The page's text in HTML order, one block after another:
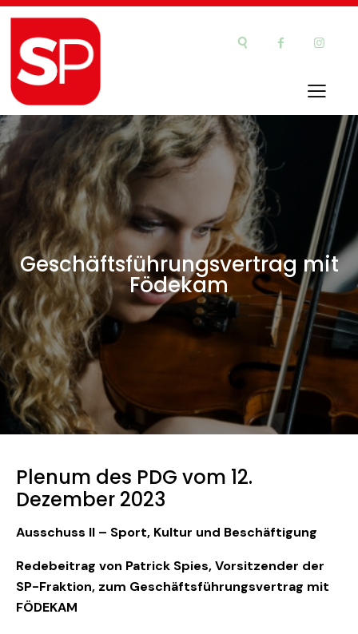
Geschäftsführungsvertrag mit
Födekam
Plenum des PDG vom 12.
Dezember 2023
Ausschuss II – Sport, Kultur und Beschäftigung
Redebeitrag von Patrick Spies,Vorsitzender der
SP-Fraktion, zum Geschäftsführungsvertrag mit
FÖDEKAM